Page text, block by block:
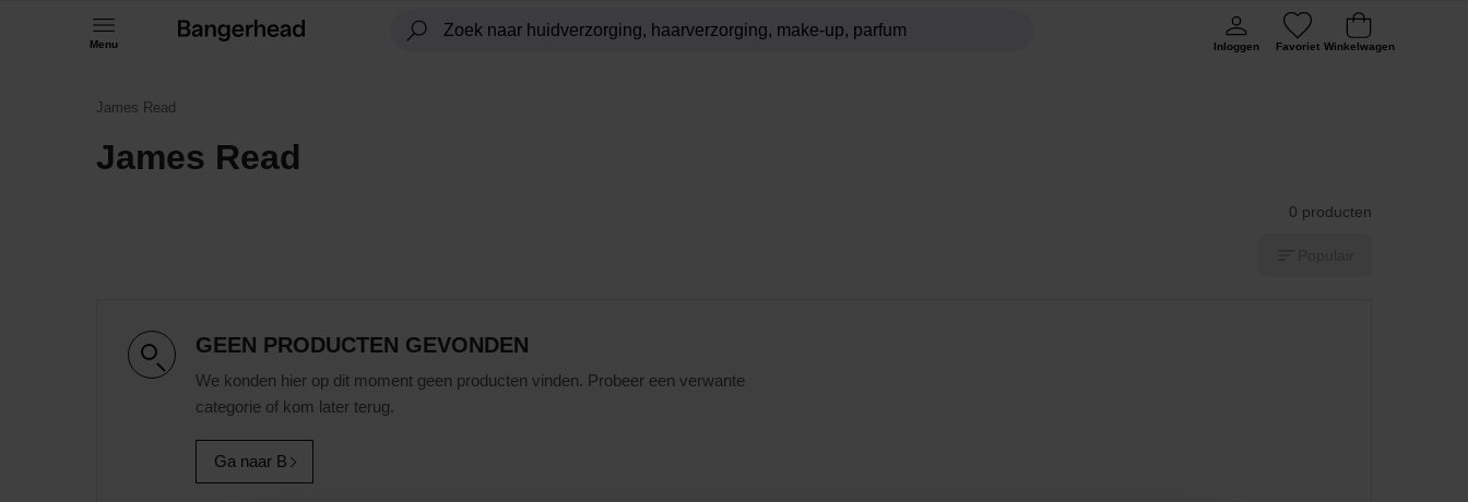
Menu Inloggen Favoriet Winkelwagen
James Read
James Read
0 producten
GEEN PRODUCTEN GEVONDEN
We konden hier op dit moment geen producten vinden. Probeer een verwante
categorie of kom later terug.
Ga naar B